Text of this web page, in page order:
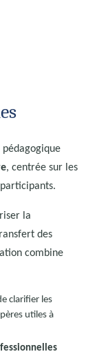
, centrée sur les
la
des
combine
clarifier les
utiles à